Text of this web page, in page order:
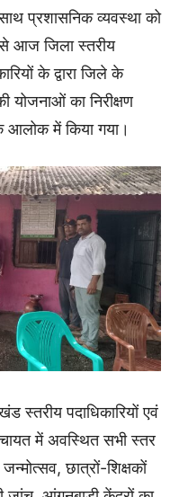
प्रशासनिक व्यवस्था को
आज जिला स्तरीय
के द्वारा जिले के
योजनाओं का निरीक्षण
आलोक में किया गया।
स्तरीय पदाधिकारियों एवं
में अवस्थित सभी स्तर
छात्रों-शिक्षकों